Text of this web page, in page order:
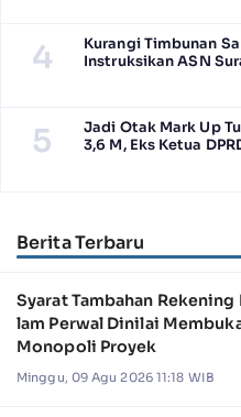
4
Kurangi Timbunan
Instruksikan ASN
5
Jadi Otak Mark Up
3,6 M, Eks Ketua
Berita Terbaru
Syarat Tambahan
lam Perwal Dinilai
Monopoli Proyek
Minggu, 09 Agu 2026 11:18 WIB